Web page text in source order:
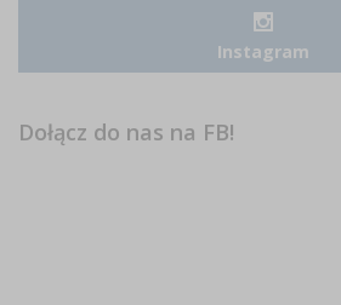
Instagram
Dołącz do nas na FB!